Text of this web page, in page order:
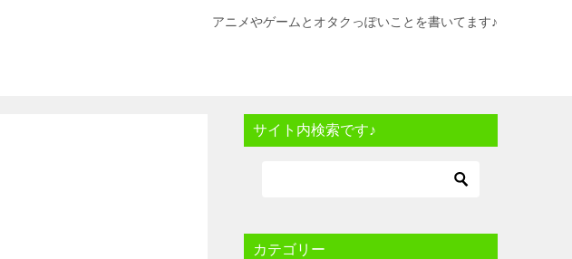
アニメやゲームとオタクっぽいことを書いてます♪
サイト内検索です♪
カテゴリー